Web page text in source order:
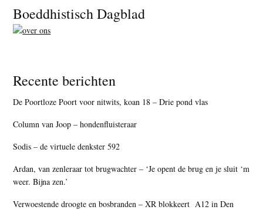
Footer
Boeddhistisch Dagblad
Recente berichten
De Poortloze Poort voor nitwits, koan 18 – Drie pond vlas
Column van Joop – hondenfluisteraar
Sodis – de virtuele denkster 592
Ardan, van zenleraar tot brugwachter – ‘Je opent de brug en je sluit ‘m
weer. Bijna zen.’
Verwoestende droogte en bosbranden – XR blokkeert A12 in Den